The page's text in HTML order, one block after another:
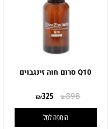
Q10 סרום חוה זינגבוים
₪398
₪325
הוספה לסל